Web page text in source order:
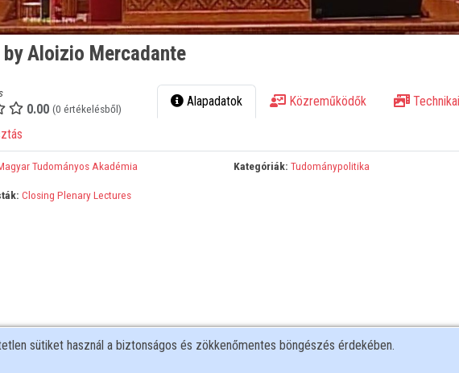
Aloizio Mercadante
0.00 (0 értékelésből) Alapadatok Közreműködők
Tudományos Akadémia Kategóriák: Tudománypolitika
Closing Plenary Lectures
sütiket használ a biztonságos és zökkenőmentes böngészés érdekében.